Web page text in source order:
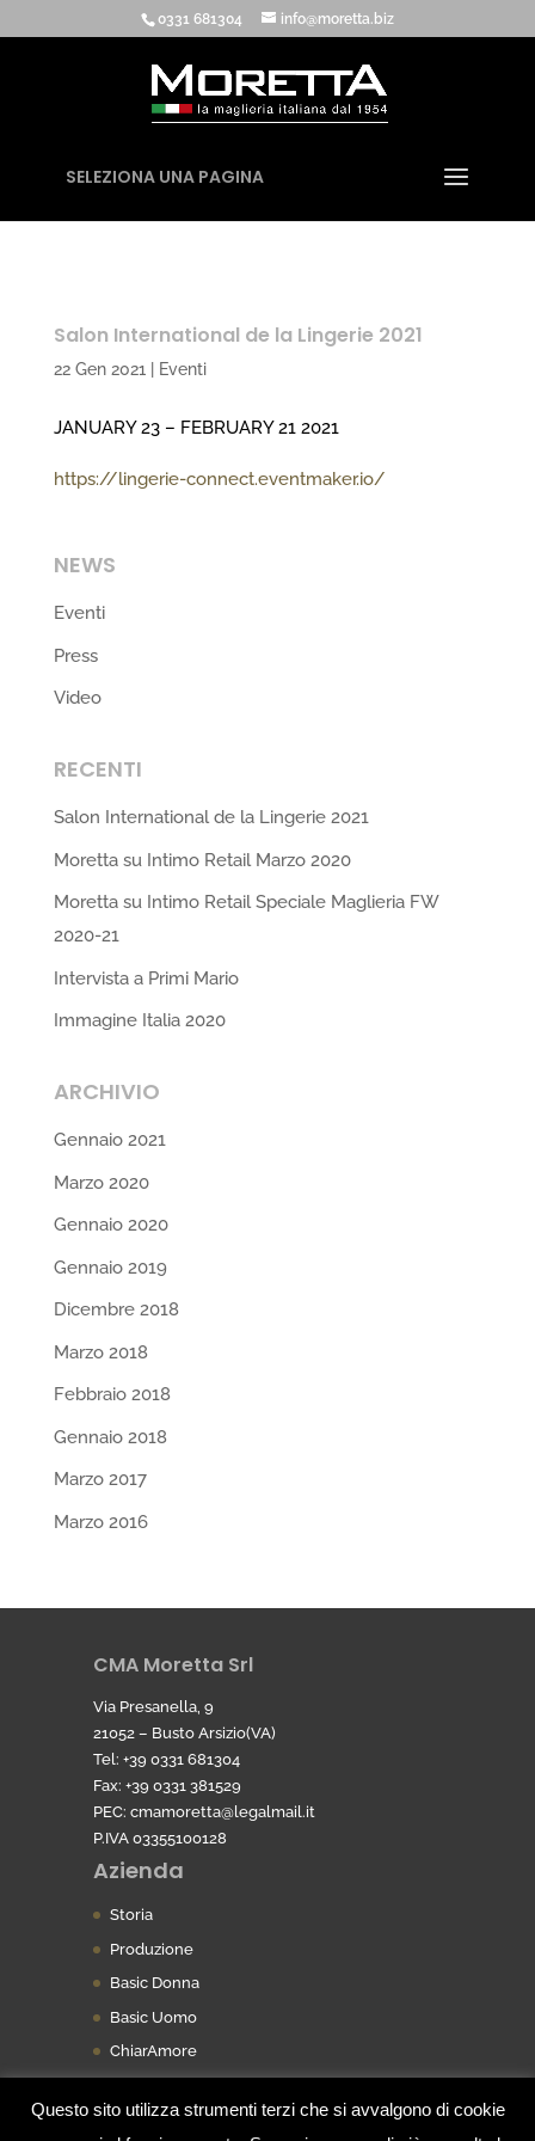
0331 681304 info@moretta.biz
SELEZIONA UNA PAGINA
Salon International de la Lingerie 2021
22 Gen 2021 Eventi
JANUARY 23 – FEBRUARY 21 2021
https://lingerie-connect.eventmaker.io/
NEWS
Eventi
Press
Video
RECENTI
Salon International de la Lingerie 2021
Moretta su Intimo Retail Marzo 2020
Moretta su Intimo Retail Speciale Maglieria FW
2020-21
Intervista a Primi Mario
Immagine Italia 2020
ARCHIVIO
Gennaio 2021
Marzo 2020
Gennaio 2020
Gennaio 2019
Dicembre 2018
Marzo 2018
Febbraio 2018
Gennaio 2018
Marzo 2017
Marzo 2016
CMA Moretta Srl
Via Presanella, 9
21052 – Busto Arsizio(VA)
Tel: +39 0331 681304
Fax: +39 0331 381529
PEC:cmamoretta@legalmail.it
P.IVA 03355100128
Azienda
Storia
Produzione
Basic Donna
Basic Uomo
ChiarAmore
Questo sito utilizza strumenti terzi che si avvalgono di cookie